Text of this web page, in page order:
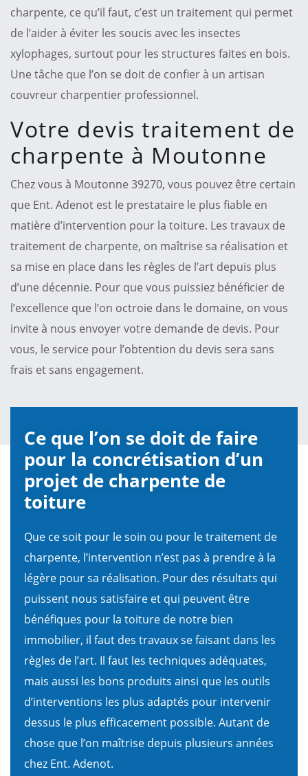
charpente, ce qu’il faut, c’est un traitement qui permet
de l’aider à éviter les soucis avec les insectes
xylophages, surtout pour les structures faites en bois.
Une tâche que l’on se doit de confier à un artisan
couvreur charpentier professionnel.
Votre devis traitement de
charpente à Moutonne
Chez vous à Moutonne 39270, vous pouvez être certain
que Ent. Adenot est le prestataire le plus fiable en
matière d’intervention pour la toiture. Les travaux de
traitement de charpente, on maîtrise sa réalisation et
sa mise en place dans les règles de l’art depuis plus
d’une décennie. Pour que vous puissiez bénéficier de
l’excellence que l’on octroie dans le domaine, on vous
invite à nous envoyer votre demande de devis. Pour
vous, le service pour l’obtention du devis sera sans
frais et sans engagement.
Ce que l’on se doit de faire
pour la concrétisation d’un
projet de charpente de
toiture
Que ce soit pour le soin ou pour le traitement de
charpente, l’intervention n’est pas à prendre à la
légère pour sa réalisation. Pour des résultats qui
puissent nous satisfaire et qui peuvent être
bénéfiques pour la toiture de notre bien
immobilier, il faut des travaux se faisant dans les
règles de l’art. Il faut les techniques adéquates,
mais aussi les bons produits ainsi que les outils
d’interventions les plus adaptés pour intervenir
dessus le plus efficacement possible. Autant de
chose que l’on maîtrise depuis plusieurs années
chez Ent. Adenot.